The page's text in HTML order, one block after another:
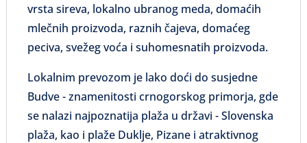
vrsta sireva, lokalno ubranog meda, domaćih
mlečnih proizvoda, raznih čajeva, domaćeg
peciva, svežeg voća i suhomesnatih proizvoda.
Lokalnim prevozom je lako doći do susjedne
Budve - znamenitosti crnogorskog primorja, gde
se nalazi najpoznatija plaža u državi - Slovenska
plaža, kao i plaže Duklje, Pizane i atraktivnog